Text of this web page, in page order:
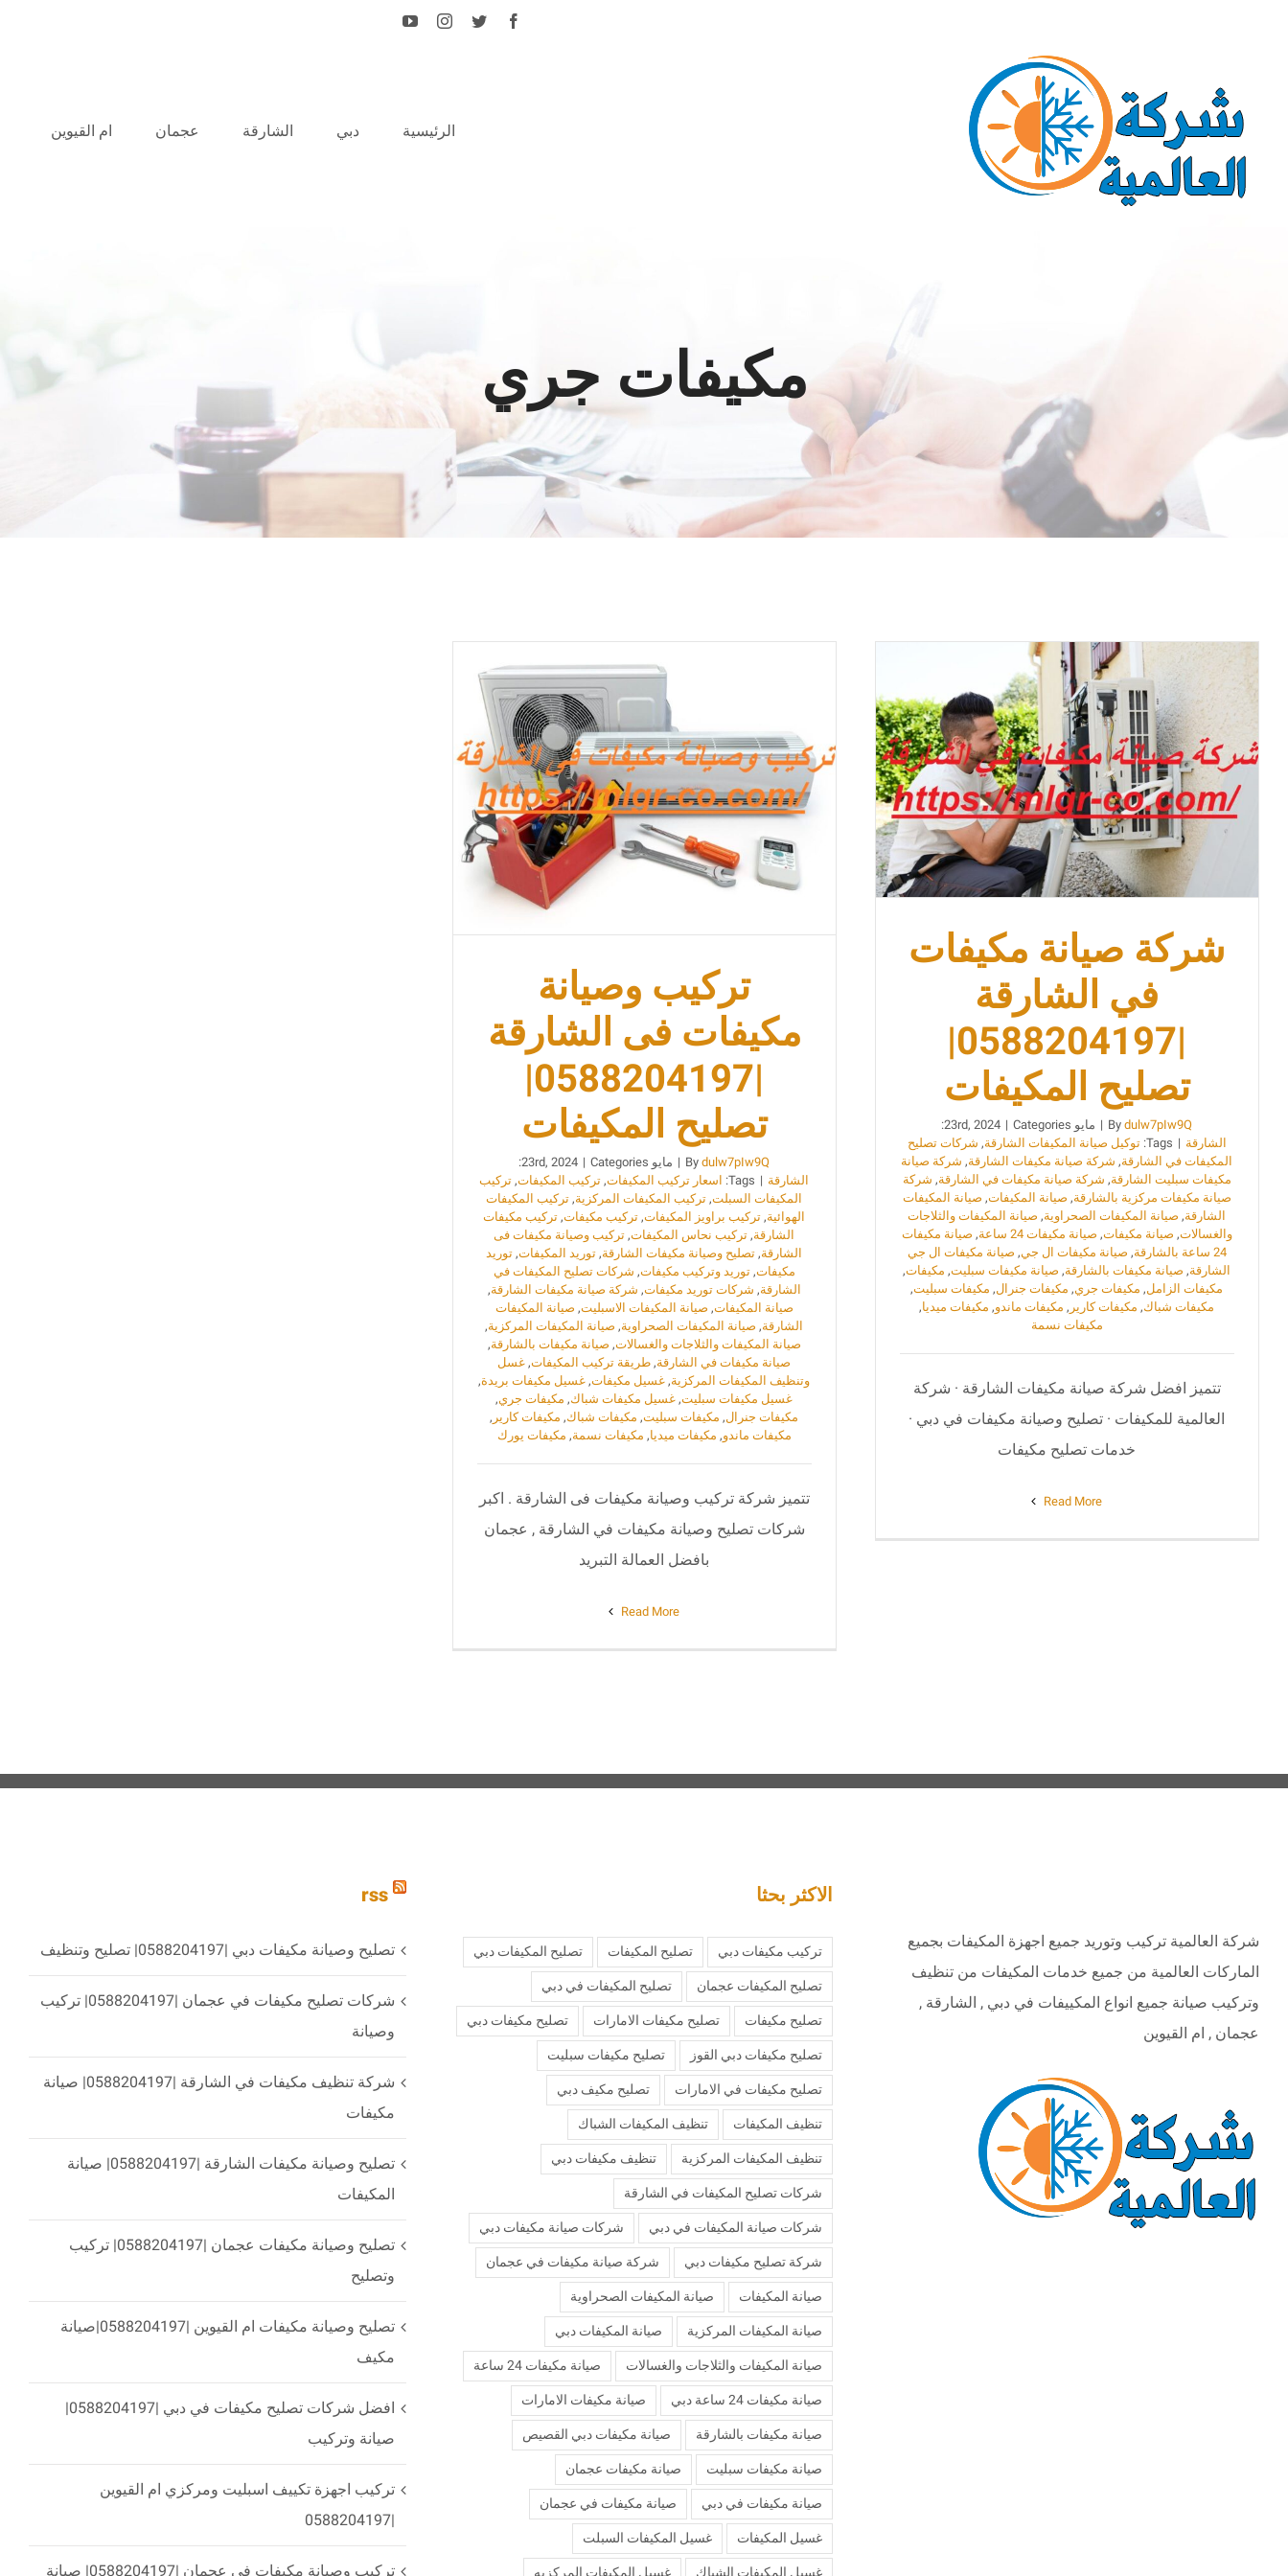
الرئيسية دبي الشارقة عجمان ام القيوين
مكيفات جري
شركة صيانة مكيفات
في الشارقة
|0588204197|
تصليح المكيفات
Bydulw7pIw9Q
| مايو 23rd, 2024 | Categories:
الشارقة |
Tags: توكيل صيانة المكيفات الشارقة, شركات تصليح
المكيفات في الشارقة, شركة صيانة مكيفات الشارقة, شركة صيانة
مكيفات سبليت الشارقة, شركة صيانة مكيفات في الشارقة, شركة
صيانة مكيفات مركزية بالشارقة, صيانة المكيفات, صيانة المكيفات
الشارقة, صيانة المكيفات الصحراوية, صيانة المكيفات والثلاجات
والغسالات, صيانة مكيفات, صيانة مكيفات 24 ساعة , صيانة مكيفات
24 ساعة بالشارقة
, صيانة مكيفات ال جي, صيانة مكيفات ال جي
الشارقة, صيانة مكيفات بالشارقة, صيانة مكيفات سبليت, مكيفات,
مكيفات الزامل, مكيفات جري, مكيفات جنرال, مكيفات سبليت,
مكيفات شباك, مكيفات كارير , مكيفات ماندو, مكيفات ميديا,
مكيفات نسمة
تتميز افضل شركة صيانة مكيفات الشارقة · شركة
العالمية للمكيفات · تصليح وصيانة مكيفات في دبي ·
خدمات تصليح مكيفات
Read More
تركيب وصيانة
مكيفات فى الشارقة
|0588204197|
تصليح المكيفات
Bydulw7pIw9Q
| مايو 23rd, 2024 | Categories:
الشارقة |
Tags: اسعار تركيب المكيفات, تركيب المكيفات, تركيب
المكيفات السبلت, تركيب المكيفات المركزية, تركيب المكيفات
الهوائية, تركيب براويز المكيفات, تركيب مكيفات, تركيب مكيفات
الشارقة, تركيب نحاس المكيفات, تركيب وصيانة مكيفات فى
الشارقة, تصليح وصيانة مكيفات الشارقة, توريد المكيفات, توريد
مكيفات,توريد وتركيب مكيفات, شركات تصليح المكيفات في
الشارقة, شركات توريد مكيفات, شركة صيانة مكيفات الشارقة,
صيانة المكيفات, ‏صيانة المكيفات الاسبليت, صيانة المكيفات
الشارقة, صيانة المكيفات الصحراوية, صيانة المكيفات المركزية,
صيانة المكيفات والثلاجات والغسالات, صيانة مكيفات بالشارقة,
صيانة مكيفات في الشارقة, طريقة تركيب المكيفات, ‏غسل
وتنظيف المكيفات المركزية, غسيل مكيفات, غسيل مكيفات بريدة,
غسيل مكيفات سبليت, غسيل مكيفات شباك, مكيفات جري,
مكيفات جنرال, مكيفات سبليت, مكيفات شباك, مكيفات كارير ,
مكيفات ماندو, مكيفات ميديا, مكيفات نسمة, مكيفات يورك
تتميز شركة تركيب وصيانة مكيفات فى الشارقة . اكبر
شركات تصليح وصيانة مكيفات في الشارقة , عجمان
بافضل العمالة التبريد
Read More
شركة العالمية تركيب وتوريد جميع اجهزة المكيفات بجميع
الماركات العالمية من جميع خدمات المكيفات من تنظيف
وتركيب صيانة جميع انواع المكييفات في دبي , الشارقة ,
عجمان , ام القيوين
الاكثر بحثا
تركيب مكيفات دبي تصليح المكيفات تصليح المكيفات دبي
تصليح المكيفات عجمان تصليح المكيفات في دبي
تصليح مكيفات تصليح مكيفات الامارات تصليح مكيفات دبي
تصليح مكيفات دبي القوز تصليح مكيفات سبليت
تصليح مكيفات في الامارات تصليح مكيف دبي
تنظيف المكيفات تنظيف المكيفات الشباك
تنظيف المكيفات المركزية تنظيف مكيفات دبي
شركات تصليح المكيفات في الشارقة
شركات صيانة المكيفات في دبي شركات صيانة مكيفات دبي
شركة تصليح مكيفات دبي شركة صيانة مكيفات في عجمان
صيانة المكيفات صيانة المكيفات الصحراوية
صيانة المكيفات المركزية صيانة المكيفات دبي
صيانة المكيفات والثلاجات والغسالات صيانة مكيفات 24 ساعة
صيانة مكيفات 24 ساعة دبي صيانة مكيفات الامارات
صيانة مكيفات بالشارقة صيانة مكيفات دبي القصيص
صيانة مكيفات سبليت صيانة مكيفات عجمان
صيانة مكيفات في دبي صيانة مكيفات في عجمان
غسيل المكيفات غسيل المكيفات السبلت
غسيل المكيفات الشباك غسيل المكيفات المركزيه
rss
تصليح وصيانة مكيفات دبي |0588204197| تصليح وتنظيف
شركات تصليح مكيفات في عجمان |0588204197| تركيب
وصيانة
شركة تنظيف مكيفات في الشارقة |0588204197| صيانة
مكيفات
تصليح وصيانة مكيفات الشارقة |0588204197| صيانة
المكيفات
تصليح وصيانة مكيفات عجمان |0588204197| تركيب
وتصليح
تصليح وصيانة مكيفات ام القيوين |0588204197|صيانة
مكيف
افضل شركات تصليح مكيفات في دبي |0588204197|
صيانة وتركيب
تركيب اجهزة تكييف اسبليت ومركزي ام القيوين
|0588204197
تركيب وصيانة مكيفات في عجمان |0588204197| صيانة